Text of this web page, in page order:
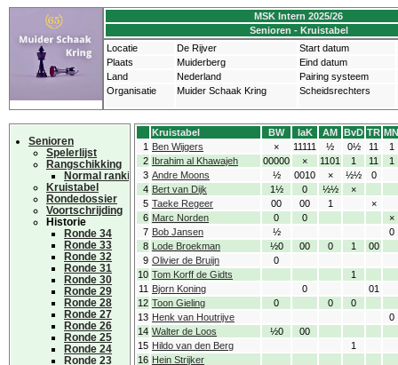
MSK Intern 2025/26
Senioren - Kruistabel
Locatie
De Rijver
Start datum
Plaats
Muiderberg
Eind datum
Land
Nederland
Pairing systeem
Organisatie
Muider Schaak Kring Scheidsrechters
Senioren
Spelerlijst
Rangschikking
Normal ranking
Kruistabel
Rondedossier
Voortschrijding
Historie
Ronde 34
Ronde 33
Ronde 32
Ronde 31
Ronde 30
Ronde 29
Ronde 28
Ronde 27
Ronde 26
Ronde 25
Ronde 24
Ronde 23
Kruistabel BW IaK AM BvD TR MN
1 Ben Wijgers × 11111 ½ 0½ 11
1
2 Ibrahim al Khawajeh 00000 × 1101 1 11
1
3 Andre Moons ½ 0010 × ½½
0
4 Bert van Dijk 1½ 0 ½½
×
5 Taeke Regeer 00 00 1
×
6 Marc Norden 0 0
×
7 Bob Jansen ½
0
8 Lode Broekman ½0 00 0 1
00
9 Olivier de Bruijn
0
10 Tom Korff de Gidts
1
11 Bjorn Koning 0
01
12 Toon Gieling 0 0
0
13 Henk van Houtrijve
0
14 Walter de Loos ½0
00
15 Hildo van den Berg
1
16 Hein Strijker